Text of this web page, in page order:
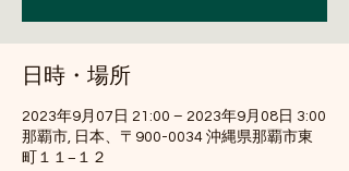
日時・場所
2023年9月07日 21:00 – 2023年9月08日 3:00
那覇市, 日本、〒900-0034 沖縄県那覇市東
町１１−１２